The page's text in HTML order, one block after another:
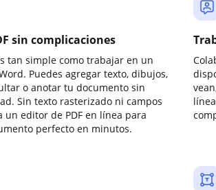
sin complicaciones
tan simple como trabajar en un
Puedes agregar texto, dibujos,
o anotar tu documento sin
Sin texto rasterizado ni campos
un editor de PDF en línea para
perfecto en minutos.